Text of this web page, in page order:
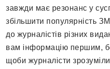
завжди має резонанс у
збільшити популярність
до журналістів різних
вам інформацію першим,
щоби журналісти